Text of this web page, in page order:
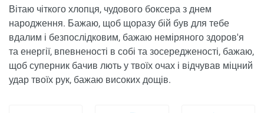
Вітаю чіткого хлопця, чудового боксера з днем ​​
народження. Бажаю, щоб щоразу бій був для тебе
вдалим і безпослідковим, бажаю неміряного здоров'я
та енергії, впевненості в собі та зосередженості, бажаю,
щоб суперник бачив лють у твоїх очах і відчував міцний
удар твоїх рук, бажаю високих дощів.